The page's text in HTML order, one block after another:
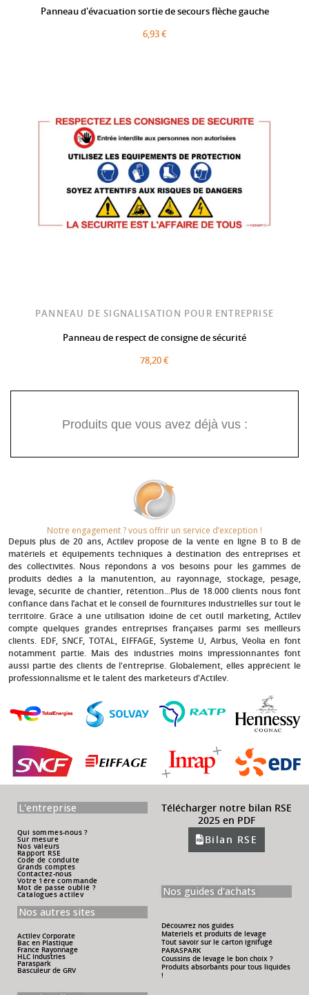
Panneau d'évacuation sortie de secours flèche gauche
6,93 €
PANNEAU DE SIGNALISATION POUR ENTREPRISE
Panneau de respect de consigne de sécurité
78,20 €
Produits que vous avez déjà vus :
Notre engagement ? vous offrir un service d’exception !​
Depuis plus de 20 ans, Actilev propose de la vente en ligne B to B de
matériels et équipements techniques à destination des entreprises et
des collectivités. Nous répondons à vos besoins pour les gammes de
produits dédiés à la manutention, au rayonnage, stockage, pesage,
levage, sécurité de chantier, rétention...Plus de 18.000 clients nous font
confiance dans l’achat et le conseil de fournitures industrielles sur tout le
territoire. Grâce à une utilisation idoine de cet outil marketing, Actilev
compte quelques grandes entreprises françaises parmi ses meilleurs
clients. EDF, SNCF, TOTAL, EIFFAGE, Système U, Airbus, Véolia en font
notamment partie. Mais des industries moins impressionnantes font
aussi partie des clients de l'entreprise. Globalement, elles apprécient le
professionnalisme et le talent des marketeurs d'Actilev.
L'entreprise
Qui sommes-nous ?
Sur mesure
Nos valeurs
Rapport RSE
Code de conduite
Grands comptes
Contactez-nous
Votre 1ére commande
Mot de passe oublié ?
Catalogues actilev
Télécharger notre bilan RSE
2025 en PDF
Bilan RSE
Nos autres sites
Actilev Corporate
Bac en Plastique
France Rayonnage
HLC Industries
Paraspark
Basculeur de GRV
Nos guides d'achats
Découvrez nos guides
Materiels et produits de levage
Tout savoir sur le carton ignifugé
PARASPARK
Coussins de levage le bon choix ?
Produits absorbants pour tous liquides
!